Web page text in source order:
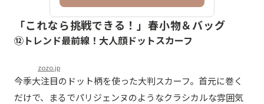
「これなら挑戦できる！」春小物＆バッグ
⑫トレンド最前線！大人顔ドットスカーフ
zozo.jp
今季大注目のドット柄を使った大判スカーフ。首元に巻く
だけで、まるでパリジェンヌのようなクラシカルな雰囲気